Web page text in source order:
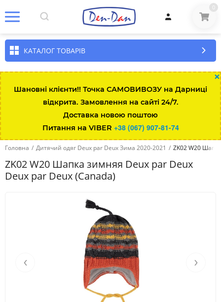
0
КАТАЛОГ ТОВАРІВ
×
Шановні клієнти!! Точка САМОВИВОЗУ на Дарниці
відкрита. Замовлення на сайті 24/7.
Доставка новою поштою
Питання на VIBER +38 (067) 907-81-74
Головна / Дитячий одяг Deux par Deux Зима 2020-2021 / ZK02 W20
ZK02 W20 Шапка зимняя Deux par Deux
Deux par Deux (Canada)
‹ ›